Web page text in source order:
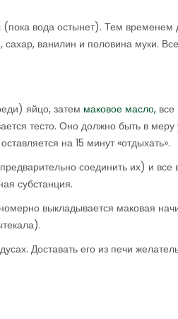
(пока вода остынет). Тем временем
ванилин и половина муки.
яйцо, затем маковое масло,
тесто. Оно должно быть в меру
на 15 минут «отдыхать».
соединить их) и все
субстанция.
выкладывается маковая
Доставать его из печи